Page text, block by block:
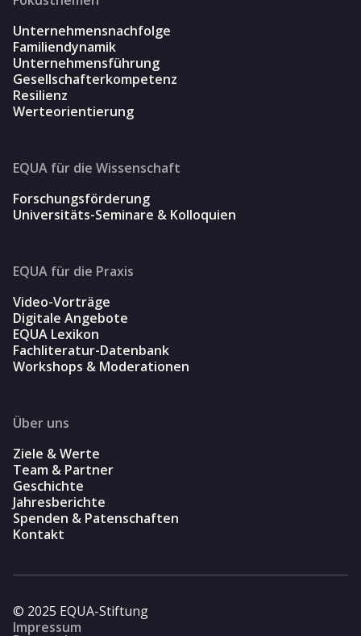
Unternehmensnachfolge
Familiendynamik
Unternehmensführung
Gesellschafterkompetenz
Resilienz
Werteorientierung
EQUA für die Wissenschaft
Forschungsförderung
Universitäts-Seminare & Kolloquien
EQUA für die Praxis
Video-Vorträge
Digitale Angebote
EQUA Lexikon
Fachliteratur-Datenbank
Workshops & Moderationen
Über uns
Ziele & Werte
Team & Partner
Geschichte
Jahresberichte
Spenden & Patenschaften
Kontakt
© 2025 EQUA-Stiftung
Impressum